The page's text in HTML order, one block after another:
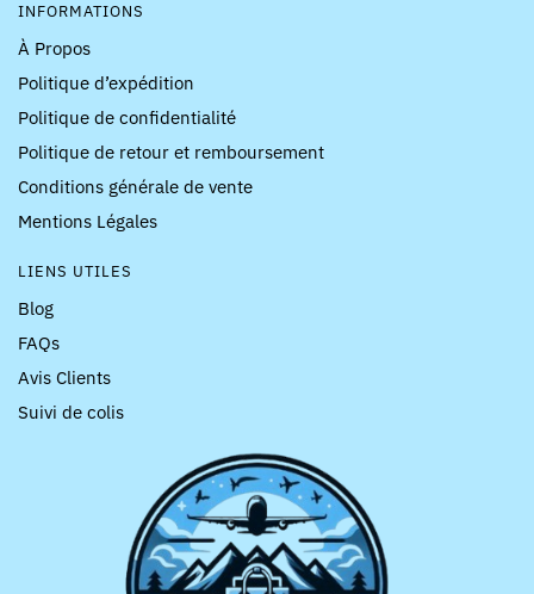
INFORMATIONS
À Propos
Politique d’expédition
Politique de confidentialité
Politique de retour et remboursement
Conditions générale de vente
Mentions Légales
LIENS UTILES
Blog
FAQs
Avis Clients
Suivi de colis